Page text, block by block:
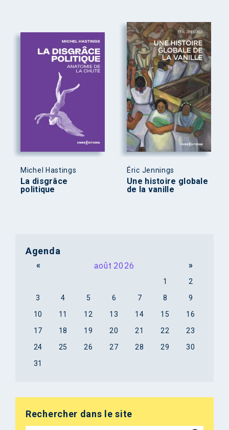
Michel Hastings
La disgrâce
politique
Éric Jennings
Une histoire globale
de la vanille
Agenda
« août 2026 »
1
2
3
4 5 6 7 8
9
10
11 12 13 14 15
16
17
18 19 20 21 22
23
24
25 26 27 28 29
30
31
Rechercher dans le site